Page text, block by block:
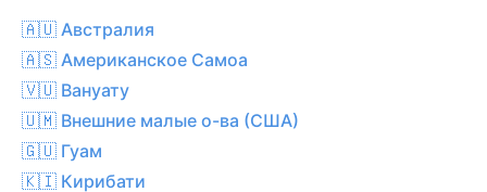
🇦🇺 Австралия
🇦🇸 Американское Самоа
🇻🇺 Вануату
🇺🇲 Внешние малые о-ва (США)
🇬🇺 Гуам
🇰🇮 Кирибати